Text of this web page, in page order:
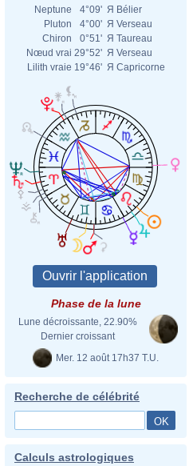
Neptune
4°09' Я Bélier
Pluton
4°00' Я Verseau
Chiron
0°51' Я Taureau
Nœud vrai 29°52' Я Verseau
Lilith vraie 19°46' Я Capricorne
Phase de la lune
Lune décroissante, 22.90%
Dernier croissant
Mer. 12 août 17h37 T.U.
Recherche de célébrité
Calculs astrologiques